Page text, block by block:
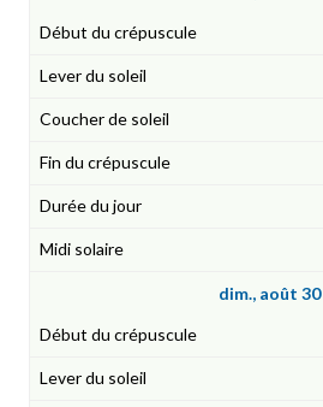
dim., août 30